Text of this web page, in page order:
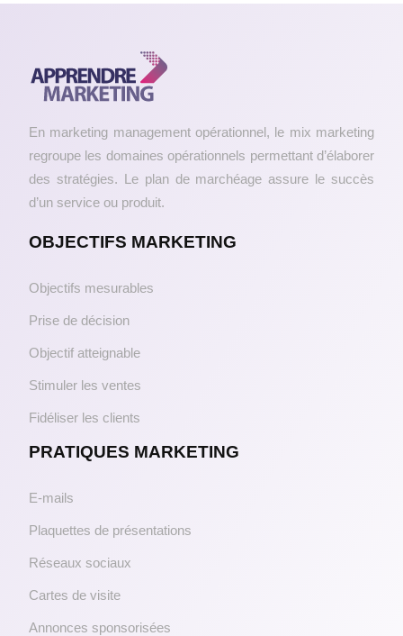
En marketing management opérationnel, le mix marketing
regroupe les domaines opérationnels permettant d’élaborer
des stratégies. Le plan de marchéage assure le succès
d’un service ou produit.
OBJECTIFS MARKETING
Objectifs mesurables
Prise de décision
Objectif atteignable
Stimuler les ventes
Fidéliser les clients
PRATIQUES MARKETING
E-mails
Plaquettes de présentations
Réseaux sociaux
Cartes de visite
Annonces sponsorisées